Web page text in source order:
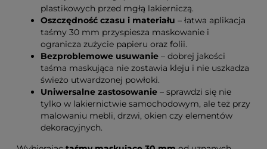
plastikowych przed mgłą lakierniczą.
Oszczędność czasu i materiału – łatwa aplikacja
taśmy 30 mm przyspiesza maskowanie i
ogranicza zużycie papieru oraz folii.
Bezproblemowe usuwanie – dobrej jakości
taśma maskująca nie zostawia kleju i nie uszkadza
świeżo utwardzonej powłoki.
Uniwersalne zastosowanie – sprawdzi się nie
tylko w lakiernictwie samochodowym, ale też przy
malowaniu mebli, drzwi, okien czy elementów
dekoracyjnych.